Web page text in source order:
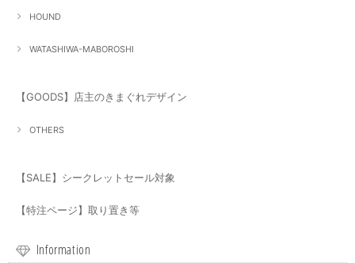
HOUND
WATASHIWA-MABOROSHI
【GOODS】店主のきまぐれデザイン
OTHERS
【SALE】シークレットセール対象
【特注ページ】取り置き等
Information